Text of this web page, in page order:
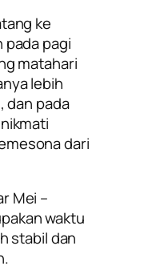
ke
pada pagi
matahari
lebih
dan pada
dari
Mei –
waktu
stabil dan